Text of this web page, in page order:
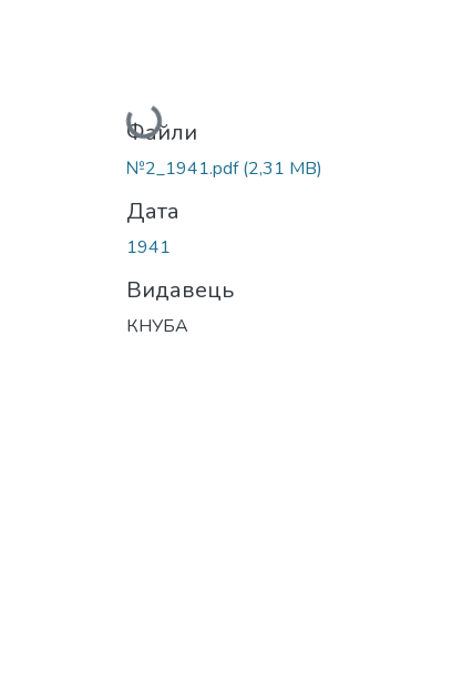
Вантажиться...
Файли
№2_1941.pdf(2,31 MB)
Дата
1941
Видавець
КНУБА